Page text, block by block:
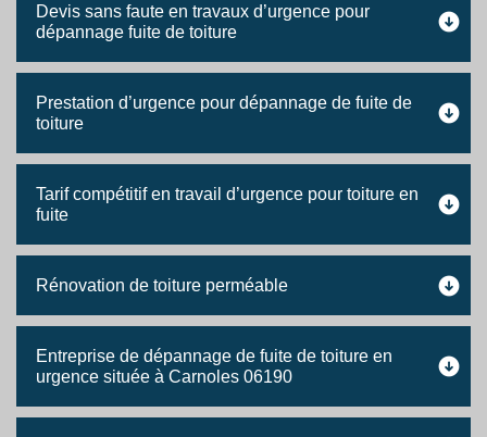
Devis sans faute en travaux d’urgence pour
dépannage fuite de toiture
Prestation d’urgence pour dépannage de fuite de
toiture
Tarif compétitif en travail d’urgence pour toiture en
fuite
Rénovation de toiture perméable
Entreprise de dépannage de fuite de toiture en
urgence située à Carnoles 06190